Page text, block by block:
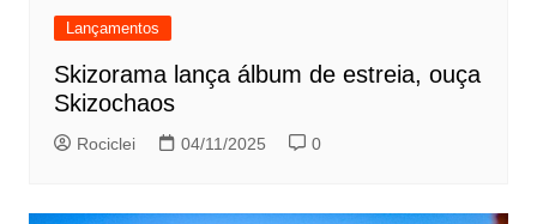
Lançamentos
Skizorama lança álbum de estreia, ouça
Skizochaos
Rociclei 04/11/2025 0